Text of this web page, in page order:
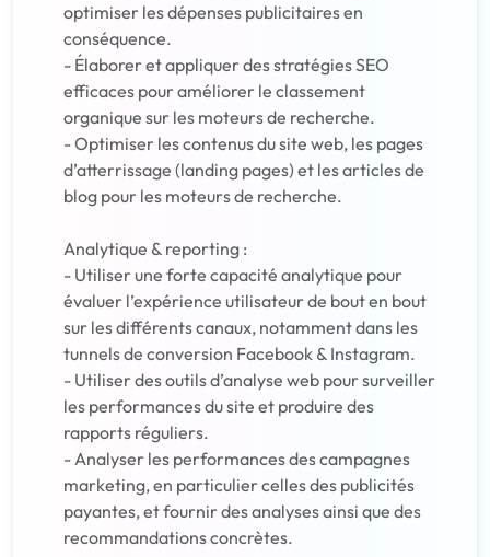
optimiser les dépenses publicitaires en
conséquence.
- Élaborer et appliquer des stratégies SEO
efficaces pour améliorer le classement
organique sur les moteurs de recherche.
- Optimiser les contenus du site web, les pages
d’atterrissage (landing pages) et les articles de
blog pour les moteurs de recherche.
Analytique & reporting :
- Utiliser une forte capacité analytique pour
évaluer l’expérience utilisateur de bout en bout
sur les différents canaux, notamment dans les
tunnels de conversion Facebook & Instagram.
- Utiliser des outils d’analyse web pour surveiller
les performances du site et produire des
rapports réguliers.
- Analyser les performances des campagnes
marketing, en particulier celles des publicités
payantes, et fournir des analyses ainsi que des
recommandations concrètes.